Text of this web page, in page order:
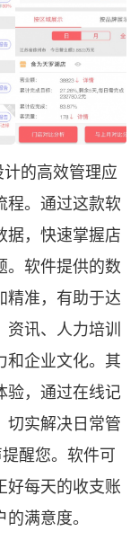
的高效管理应
程。通过这款软
据，快速掌握店
。软件提供的数
精准，有助于达
讯、人力培训
和企业文化。其
验，通过在线记
切实解决日常管
醒您。软件可
好每天的收支账
满意度。